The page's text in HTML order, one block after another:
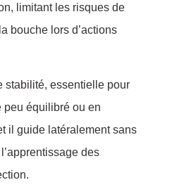
limitant les risques de
bouche lors d’actions
stabilité, essentielle pour
peu équilibré ou en
il guide latéralement sans
des